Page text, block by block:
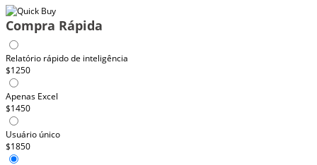
Compra Rápida
Relatório rápido de inteligência
$1250
Apenas Excel
$1450
Usuário único
$1850